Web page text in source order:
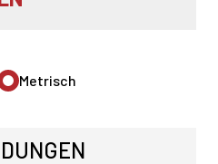
Metrisch